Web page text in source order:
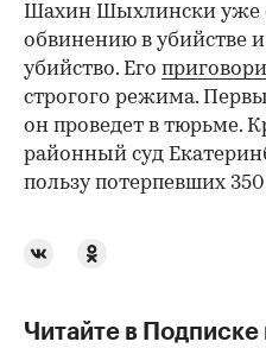
Шахин Шыхлински уже
обвинению в убийстве
убийство. Его
строгого режима.
он проведет в тюрьме.
районный суд
пользу потерпевших
Читайте в Подписке